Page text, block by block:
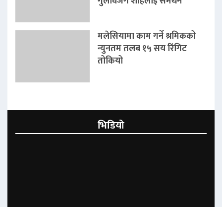
मलेसियामा काम गर्ने श्रमिकको
न्युनतम तलब १५ सय रिंगिट
तोकियो
भिडियो